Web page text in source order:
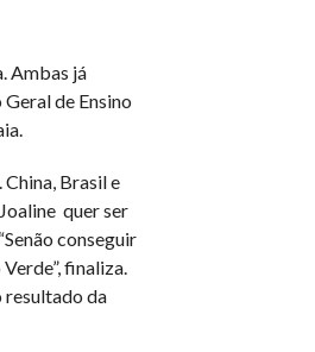
Ambas já
de Ensino
Brasil e
quer ser
conseguir
finaliza.
resultado da